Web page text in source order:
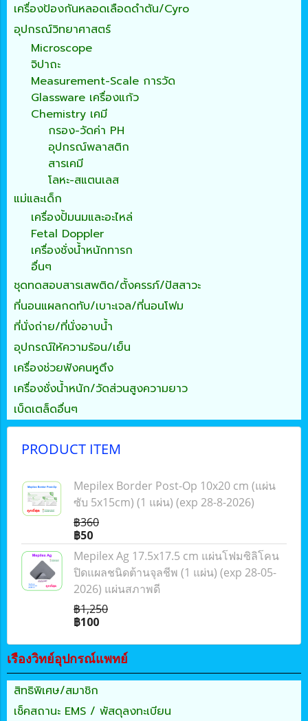
เครื่องป้องกันหลอดเลือดดำตัน/Cyro
อุปกรณ์วิทยาศาสตร์
Microscope
จิปาถะ
Measurement-Scale การวัด
Glassware เครื่องแก้ว
Chemistry เคมี
กรอง-วัดค่า PH
อุปกรณ์พลาสติก
สารเคมี
โลหะ-สแตนเลส
แม่และเด็ก
เครื่องปั้มนมและอะไหล่
Fetal Doppler
เครื่องชั่งน้ำหนักทารก
อื่นๆ
ชุดทดสอบสารเสพติด/ตั้งครรภ์/ปัสสาวะ
ที่นอนแผลกดทับ/เบาะเจล/ที่นอนโฟม
ที่นั่งถ่าย/ที่นั่งอาบน้ำ
อุปกรณ์ให้ความร้อน/เย็น
เครื่องช่วยฟังคนหูตึง
เครื่องชั่งน้ำหนัก/วัดส่วนสูงความยาว
เบ็ดเตล็ดอื่นๆ
PRODUCT ITEM
Mepilex Border Post-Op 10x20 cm (แผ่น
ซับ 5x15cm) (1 แผ่น) (exp 28-8-2026)
฿360
฿50
Mepilex Ag 17.5x17.5 cm แผ่นโฟมซิลิโคน
ปิดแผลชนิดต้านจุลชีพ (1 แผ่น) (exp 28-05-
2026) แผ่นสภาพดี
฿1,250
฿100
เรืองวิทย์อุปกรณ์แพทย์
สิทธิพิเศษ/สมาชิก
เช็คสถานะ EMS / พัสดุลงทะเบียน